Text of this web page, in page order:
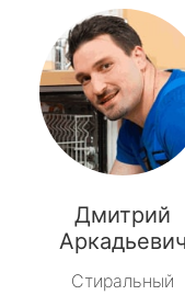
Дмитрий
Аркадьевич
Стиральный